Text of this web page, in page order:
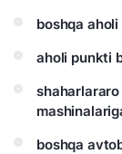
boshqa
aholi punkti
boshqa